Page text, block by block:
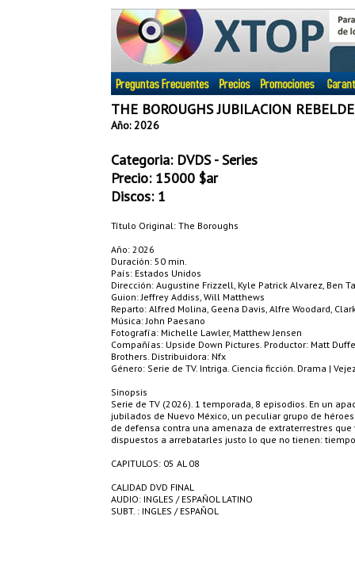
THE BOROUGHS JUBILACION
Año: 2026
Categoria: DVDS - Series
Precio: 15000 $ar
Discos: 1
Título Original: The Boroughs
Año: 2026
Duración: 50 min.
País: Estados Unidos
Dirección: Augustine Frizzell, Kyle Patrick Alvarez, Ben
Guion: Jeffrey Addiss, Will Matthews
Reparto: Alfred Molina, Geena Davis, Alfre Woodard,
Música: John Paesano
Fotografía: Michelle Lawler, Matthew Jensen
Compañías: Upside Down Pictures. Productor: Matt
Brothers. Distribuidora: Nfx
Género: Serie de TV. Intriga. Ciencia ficción. Drama |
Sinopsis
Serie de TV (2026). 1 temporada, 8 episodios. En un
jubilados de Nuevo México, un peculiar grupo de
de defensa contra una amenaza de extraterrestres
dispuestos a arrebatarles justo lo que no tienen:
CAPITULOS: 05 AL 08
CALIDAD DVD FINAL
AUDIO: INGLES / ESPAÑOL LATINO
SUBT. : INGLES / ESPAÑOL